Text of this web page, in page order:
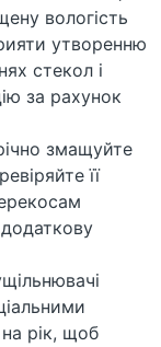
вологість
утворенню
стекол і
за рахунок
змащуйте
її
рік, щоб